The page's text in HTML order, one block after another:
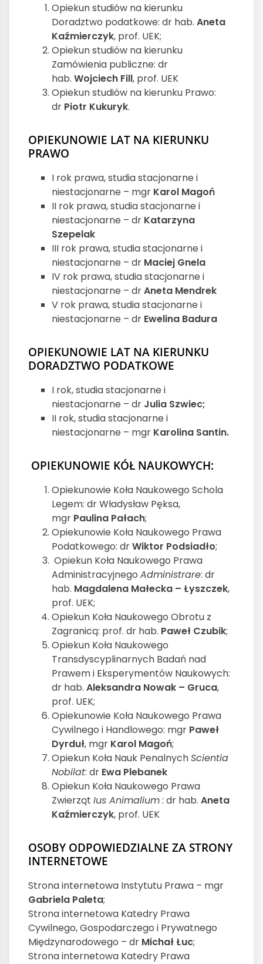
Opiekun studiów na kierunku
Doradztwo podatkowe: dr hab. Aneta
Kaźmierczyk, prof. UEK;
Opiekun studiów na kierunku
Zamówienia publiczne: dr
hab. Wojciech Fill, prof. UEK
Opiekun studiów na kierunku Prawo:
dr Piotr Kukuryk.
OPIEKUNOWIE LAT NA KIERUNKU
PRAWO
I rok prawa, studia stacjonarne i
niestacjonarne – mgr Karol Magoń
II rok prawa, studia stacjonarne i
niestacjonarne – dr Katarzyna
Szepelak
III rok prawa, studia stacjonarne i
niestacjonarne – dr Maciej Gnela
IV rok prawa, studia stacjonarne i
niestacjonarne – drAneta Mendrek
V rok prawa, studia stacjonarne i
niestacjonarne – dr Ewelina Badura
OPIEKUNOWIE LAT NA KIERUNKU
DORADZTWO PODATKOWE
I rok, studia stacjonarne i
niestacjonarne – dr Julia Szwiec;
II rok, studia stacjonarne i
niestacjonarne – mgr Karolina Santin.
OPIEKUNOWIE KÓŁ NAUKOWYCH:
Opiekunowie Koła Naukowego Schola
Legem: dr Władysław Pęksa,
mgr Paulina Pałach;
Opiekunowie Koła Naukowego Prawa
Podatkowego: drWiktor Podsiadło;
Opiekun Koła Naukowego Prawa
Administracyjnego Administrare: dr
hab. Magdalena Małecka – Łyszczek,
prof. UEK;
Opiekun Koła Naukowego Obrotu z
Zagranicą: prof. dr hab. Paweł Czubik;
Opiekun Koła Naukowego
Transdyscyplinarnych Badań nad
Prawem i Eksperymentów Naukowych:
dr hab. Aleksandra Nowak – Gruca,
prof. UEK;
Opiekunowie Koła Naukowego Prawa
Cywilnego i Handlowego: mgr Paweł
Dyrduł, mgr Karol Magoń;
Opiekun Koła Nauk PenalnychScientia
Nobilat: dr Ewa Plebanek
Opiekun Koła Naukowego Prawa
Zwierząt Ius Animalium: dr hab. Aneta
Kaźmierczyk, prof. UEK
OSOBY ODPOWIEDZIALNE ZA STRONY
INTERNETOWE
Strona internetowa Instytutu Prawa – mgr
Gabriela Paleta;
Strona internetowa Katedry Prawa
Cywilnego, Gospodarczego i Prywatnego
Międzynarodowego – dr Michał Łuc;
Strona internetowa Katedry Prawa